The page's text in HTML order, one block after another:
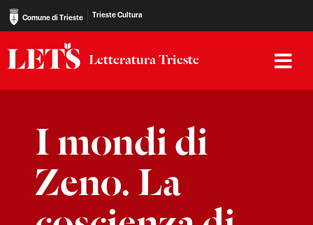
Comune di Trieste Trieste Cultura
Letteratura Trieste
I mondi di
Zeno. La